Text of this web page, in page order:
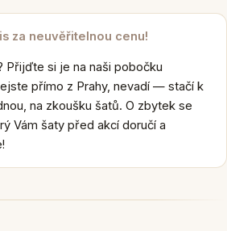
za neuvěřitelnou cenu!
Přijďte si je na naši pobočku
přímo z Prahy, nevadí — stačí k
na zkoušku šatů. O zbytek se
Vám šaty před akcí doručí a